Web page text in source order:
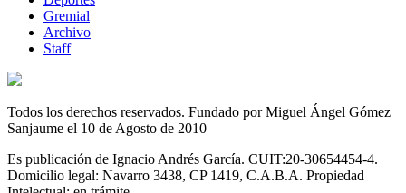
Gremial
Archivo
Staff
Todos los derechos reservados. Fundado por Miguel Ángel Gómez
Sanjaume el 10 de Agosto de 2010
Es publicación de Ignacio Andrés García. CUIT:20-30654454-4.
Domicilio legal: Navarro 3438, CP 1419, C.A.B.A. Propiedad